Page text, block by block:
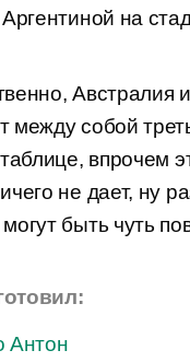
Аргентиной на
Австралия
между собой
впрочем
не дает, ну
быть чуть
Антон